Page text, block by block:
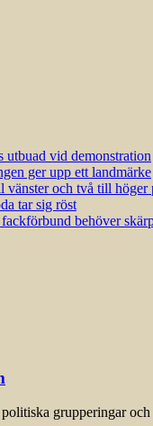
utbuad vid demonstration
ger upp ett landmärke
vänster och två till höger
tar sig röst
behöver
grupperingar